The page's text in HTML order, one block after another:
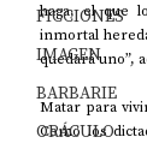
FICCIONES
IMAGEN
BARBARIE
ORÁCULO
haga, el que
inmortal
quedará uno”,
Matar para
Como los